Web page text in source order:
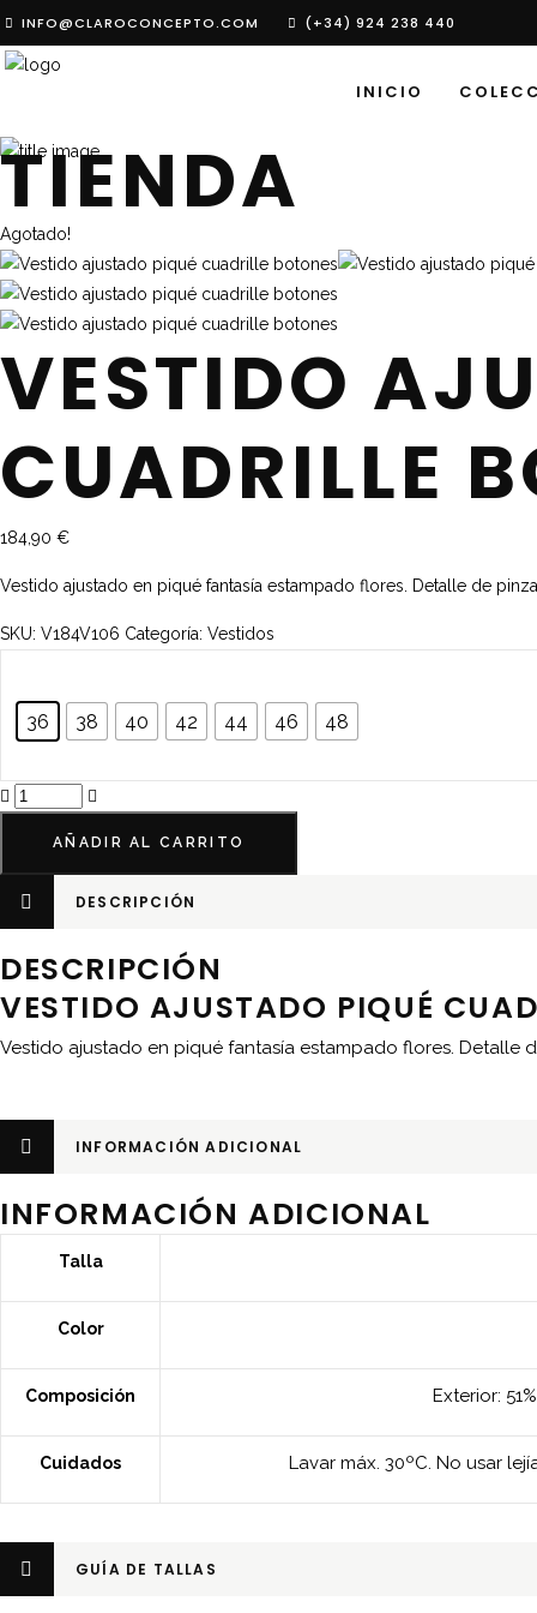
INFO@CLAROCONCEPTO.COM (+34) 924 238 440
INICIO
TIENDA
Agotado!
VESTIDO
CUADRILLE
184,90 €
Vestido ajustado en piqué fantasía estampado flores. Detalle de
SKU: V184V106 Categoría: Vestidos
36 38 40 42 44 46 48
Vestido
botones
AÑADIR AL CARRITO
DESCRIPCIÓN
DESCRIPCIÓN
VESTIDO AJUSTADO PIQUÉ
Vestido ajustado en piqué fantasía estampado flores.
INFORMACIÓN ADICIONAL
INFORMACIÓN ADICIONAL
Talla
Color
Composición Exterior:
Cuidados Lavar máx. 30ºC. No usar
GUÍA DE TALLAS